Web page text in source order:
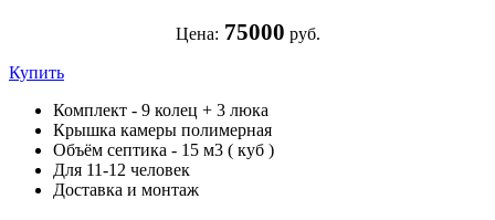
Цена: 75000 руб.
Купить
Комплект - 9 колец + 3 люка
Крышка камеры полимерная
Объём септика - 15 м3 ( куб )
Для 11-12 человек
Доставка и монтаж